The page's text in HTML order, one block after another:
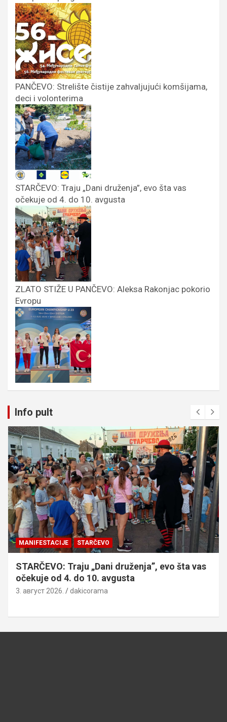
PANČEVO: Strelište čistije zahvaljujući komšijama,
deci i volonterima
STARČEVO: Traju „Dani druženja”, evo šta vas
očekuje od 4. do 10. avgusta
ZLATO STIŽE U PANČEVO: Aleksa Rakonjac pokorio
Evropu
Info pult
MANIFESTACIJE STARČEVO
STARČEVO: Traju „Dani druženja”, evo šta vas
očekuje od 4. do 10. avgusta
3. август 2026. dakicorama